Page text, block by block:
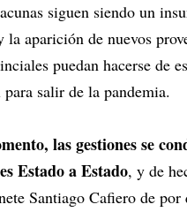
siguen siendo un
aparición de nuevos
puedan hacerse de
salir de la pandemia.
las gestiones se
Estado a Estado, y de
Santiago Cafiero de